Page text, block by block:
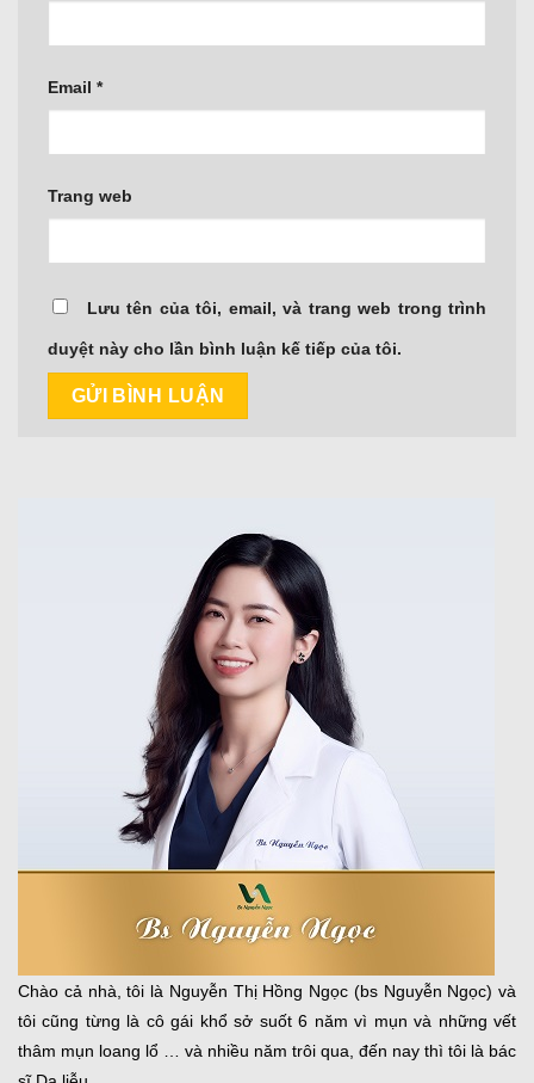
Email *
Trang web
Lưu tên của tôi, email, và trang web trong trình
duyệt này cho lần bình luận kế tiếp của tôi.
Chào cả nhà, tôi là Nguyễn Thị Hồng Ngọc (bs Nguyễn Ngọc) và
tôi cũng từng là cô gái khổ sở suốt 6 năm vì mụn và những vết
thâm mụn loang lổ … và nhiều năm trôi qua, đến nay thì tôi là bác